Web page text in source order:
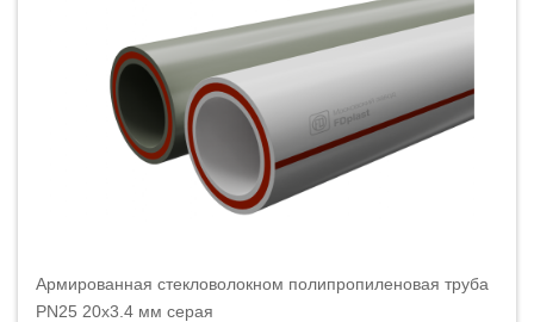
Армированная стекловолокном полипропиленовая труба
PN25 20x3.4 мм серая